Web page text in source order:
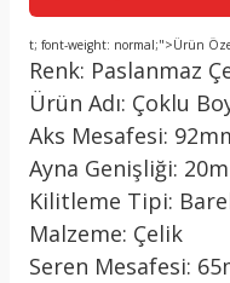
t; font-weight: normal;">Ürün
Renk: Paslanmaz
Ürün Adı: Çoklu
Aks Mesafesi:
Ayna Genişliği:
Kilitleme Tipi:
Malzeme: Çelik
Seren Mesafesi: